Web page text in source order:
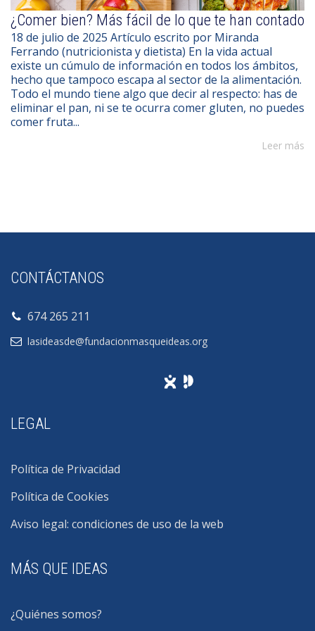
¿Comer bien? Más fácil de lo que te han contado
18 de julio de 2025 Artículo escrito por Miranda
Ferrando (nutricionista y dietista) En la vida actual
existe un cúmulo de información en todos los ámbitos,
hecho que tampoco escapa al sector de la alimentación.
Todo el mundo tiene algo que decir al respecto: has de
eliminar el pan, ni se te ocurra comer gluten, no puedes
comer fruta...
Leer más
CONTÁCTANOS
674 265 211
lasideasde@fundacionmasqueideas.org
LEGAL
Política de Privacidad
Política de Cookies
Aviso legal: condiciones de uso de la web
MÁS QUE IDEAS
¿Quiénes somos?